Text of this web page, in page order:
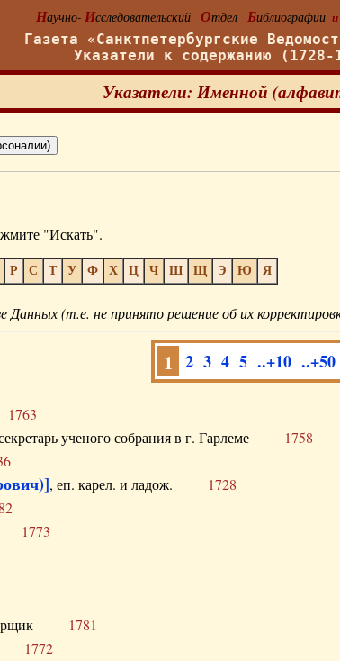
Научно- Исследовательский Отдел Библиографии и
Газета «Санктпетербургские
Указатели к содержанию
Указатели: Именной
"Искать".
Р С Т У Ф Х Ц Ч Ш Щ Э Ю Я
(т.е. не принято решение об их
1 2 3 4 5 ..+10 ..+50
1763
ученого собрания в г. Гарлеме 1758
, еп. карел. и ладож. 1728
1773
1781
1772